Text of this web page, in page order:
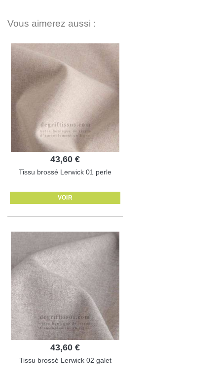
Vous aimerez aussi :
43,60 €
Tissu brossé Lerwick 01 perle
VOIR
43,60 €
Tissu brossé Lerwick 02 galet